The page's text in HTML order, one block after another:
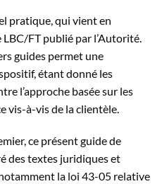
pratique, qui vient en
FT publié par l’Autorité.
guides permet une
étant donné les
l’approche basée sur les
vis-à-vis de la clientèle.
ce présent guide de
des textes juridiques et
la loi 43-05 relative